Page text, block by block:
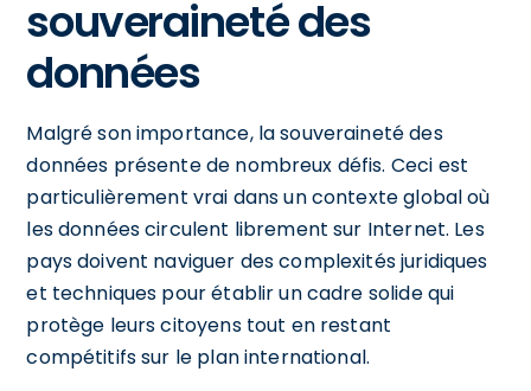
souveraineté des
données
Malgré son importance, la souveraineté des
données présente de nombreux défis. Ceci est
particulièrement vrai dans un contexte global où
les données circulent librement sur Internet. Les
pays doivent naviguer des complexités juridiques
et techniques pour établir un cadre solide qui
protège leurs citoyens tout en restant
compétitifs sur le plan international.